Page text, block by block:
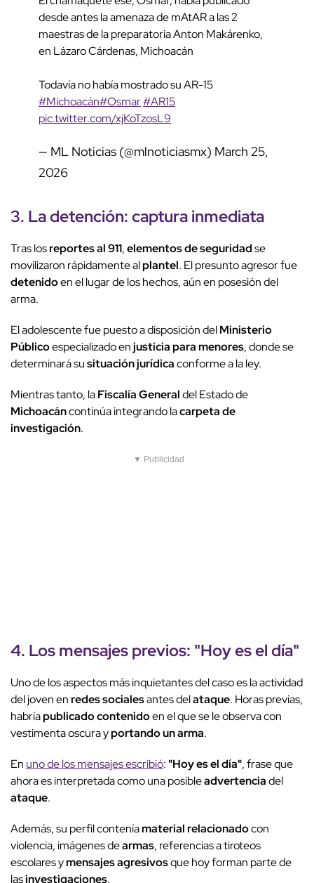
desde antes la amenaza de mAtAR a las 2
maestras de la preparatoria Anton Makárenko,
en Lázaro Cárdenas, Michoacán
Todavía no había mostrado su AR-15
#Michoacán#Osmar#AR15
pic.twitter.com/xjKoTzosL9
— ML Noticias (@mlnoticiasmx) March 25,
2026
3. Ladetención: captura inmediata
Tras losreportes al 911,elementos de seguridadse
movilizaron rápidamente alplantel. El presunto agresor fue
detenidoen el lugar de los hechos, aún en posesión del
arma.
El adolescente fue puesto a disposición delMinisterio
Públicoespecializado enjusticia para menores, donde se
determinará susituación jurídicaconforme a la ley.
Mientras tanto, laFiscalía Generaldel Estado de
Michoacáncontinúa integrando lacarpeta de
investigación.
▼ Publicidad
4. Los mensajes previos: "Hoy es el día"
Uno de los aspectos más inquietantes del caso es la actividad
del joven enredes socialesantes delataque. Horas previas,
habríapublicado contenidoen el que se le observa con
vestimenta oscura yportando un arma.
En uno de los mensajes escribió: "Hoy es el día", frase que
ahora es interpretada como una posibleadvertenciadel
ataque.
Además, su perfil conteníamaterial relacionadocon
violencia, imágenes dearmas, referencias a tiroteos
escolares ymensajes agresivosque hoy forman parte de
lasinvestigaciones.